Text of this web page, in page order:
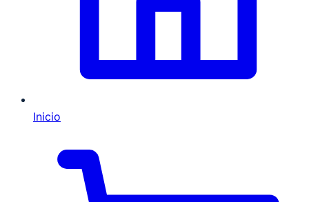
Inicio